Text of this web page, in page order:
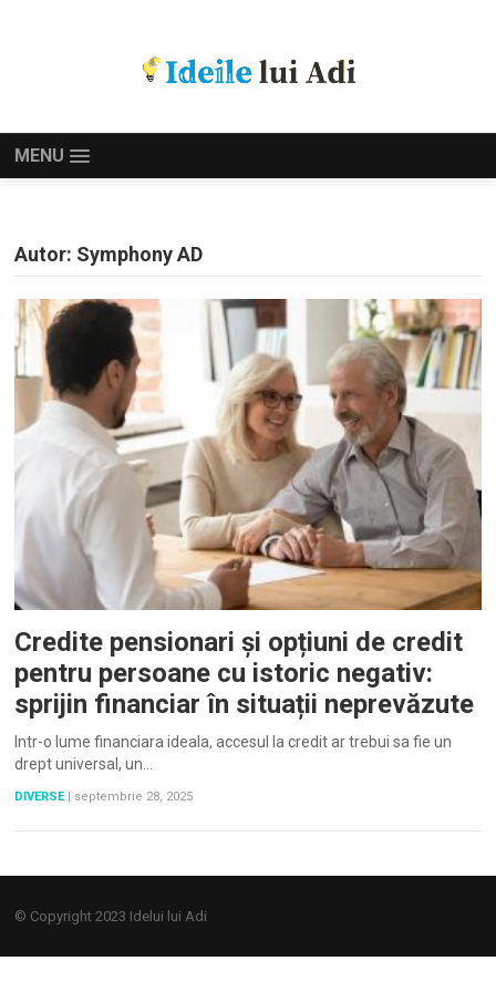
MENU
Autor: Symphony AD
Credite pensionari și opțiuni de credit
pentru persoane cu istoric negativ:
sprijin financiar în situații neprevăzute
Intr-o lume financiara ideala, accesul la credit ar trebui sa fie un
drept universal, un…
DIVERSE | septembrie 28, 2025
© Copyright 2023 Idelui lui Adi